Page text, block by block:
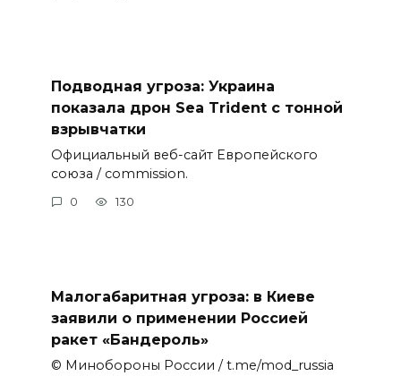
Подводная угроза: Украина
показала дрон Sea Trident с тонной
взрывчатки
Официальный веб-сайт Европейского
союза / commission.
0 130
Малогабаритная угроза: в Киеве
заявили о применении Россией
ракет «Бандероль»
© Минобороны России / t.me/mod_russia